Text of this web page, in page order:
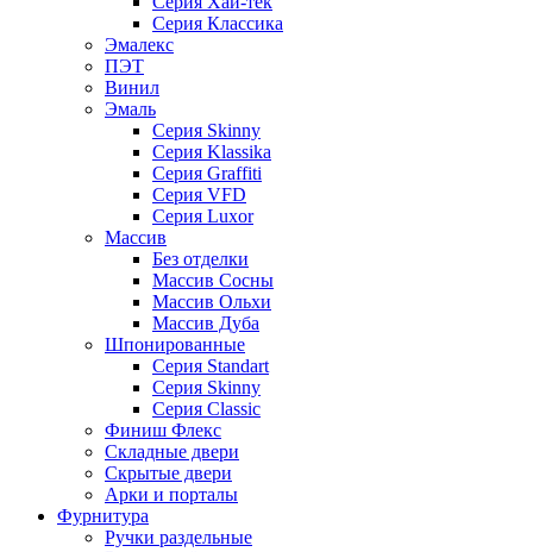
Серия Классика
Эмалекс
ПЭТ
Винил
Эмаль
Серия Skinny
Серия Klassika
Серия Graffiti
Серия VFD
Серия Luxor
Массив
Без отделки
Массив Сосны
Массив Ольхи
Массив Дуба
Шпонированные
Серия Standart
Серия Skinny
Серия Classic
Финиш Флекс
Складные двери
Скрытые двери
Арки и порталы
Фурнитура
Ручки раздельные